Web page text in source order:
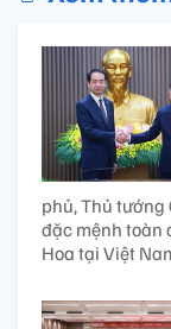
phủ, Thủ
đặc mệnh toàn
Hoa tại Việt